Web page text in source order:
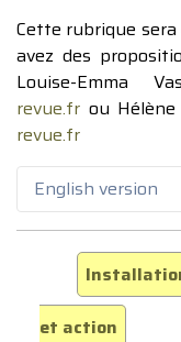
Cette rubrique
avez des
Louise-Emma
revue.fr ou
revue.fr
English version
et action